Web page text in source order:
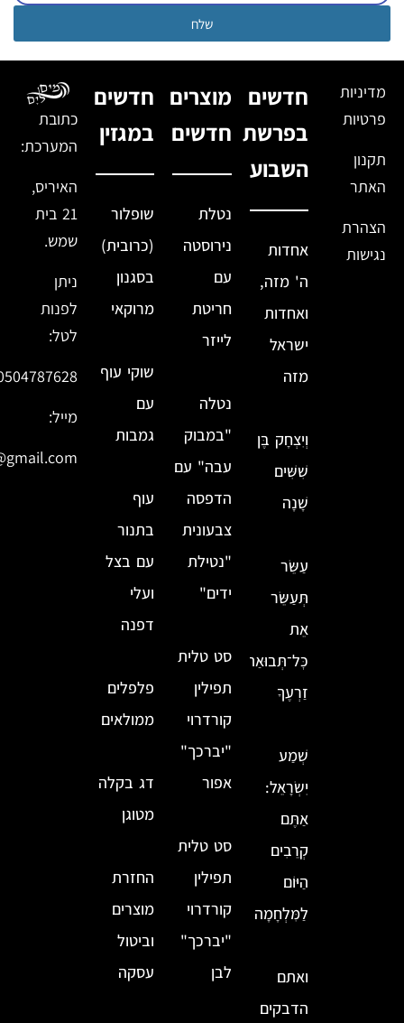
שלח
מדיניות
פרטיות
תקנון
האתר
הצהרת
נגישות
חדשים
בפרשת
השבוע
אחדות
ה' מזה,
ואחדות
ישראל
מזה
וְיִצְחָק בֶּן
שִׁשִּׁים
שָׁנָה
עַשֵּׂר
תְּעַשֵּׂר
אֵת
כׇּל־תְּבוּאַת
זַרְעֶךָ
שְׁמַע
יִשְׂרָאֵל:
אַתֶּם
קְרֵבִים
הַיּוֹם
לַמִּלְחָמָה
ואתם
הדבקים
מוצרים
חדשים
נטלת
נירוסטה
עם
חריטת
לייזר
נטלה
"במבוק
עבה" עם
הדפסה
צבעונית
"נטילת
ידים"
סט טלית
תפילין
קורדרוי
"יברכך"
אפור
סט טלית
תפילין
קורדרוי
"יברכך"
לבן
חדשים
במגזין
שופלור
(כרובית)
בסגנון
מרוקאי
שוקי עוף
עם
גמבות
עוף
בתנור
עם בצל
ועלי
דפנה
פלפלים
ממולאים
דג בקלה
מטוגן
החזרת
מוצרים
וביטול
עסקה
כתובת
המערכת:
האיריס,
21 בית
שמש.
ניתן
לפנות
לטל:
מייל: